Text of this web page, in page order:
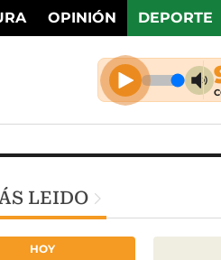
OPINIÓN DEPORTE
LEIDO
HOY